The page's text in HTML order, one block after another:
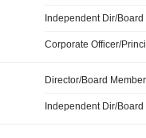
Independent Dir/
Corporate Officer/
Director/Board Member
Independent Dir/